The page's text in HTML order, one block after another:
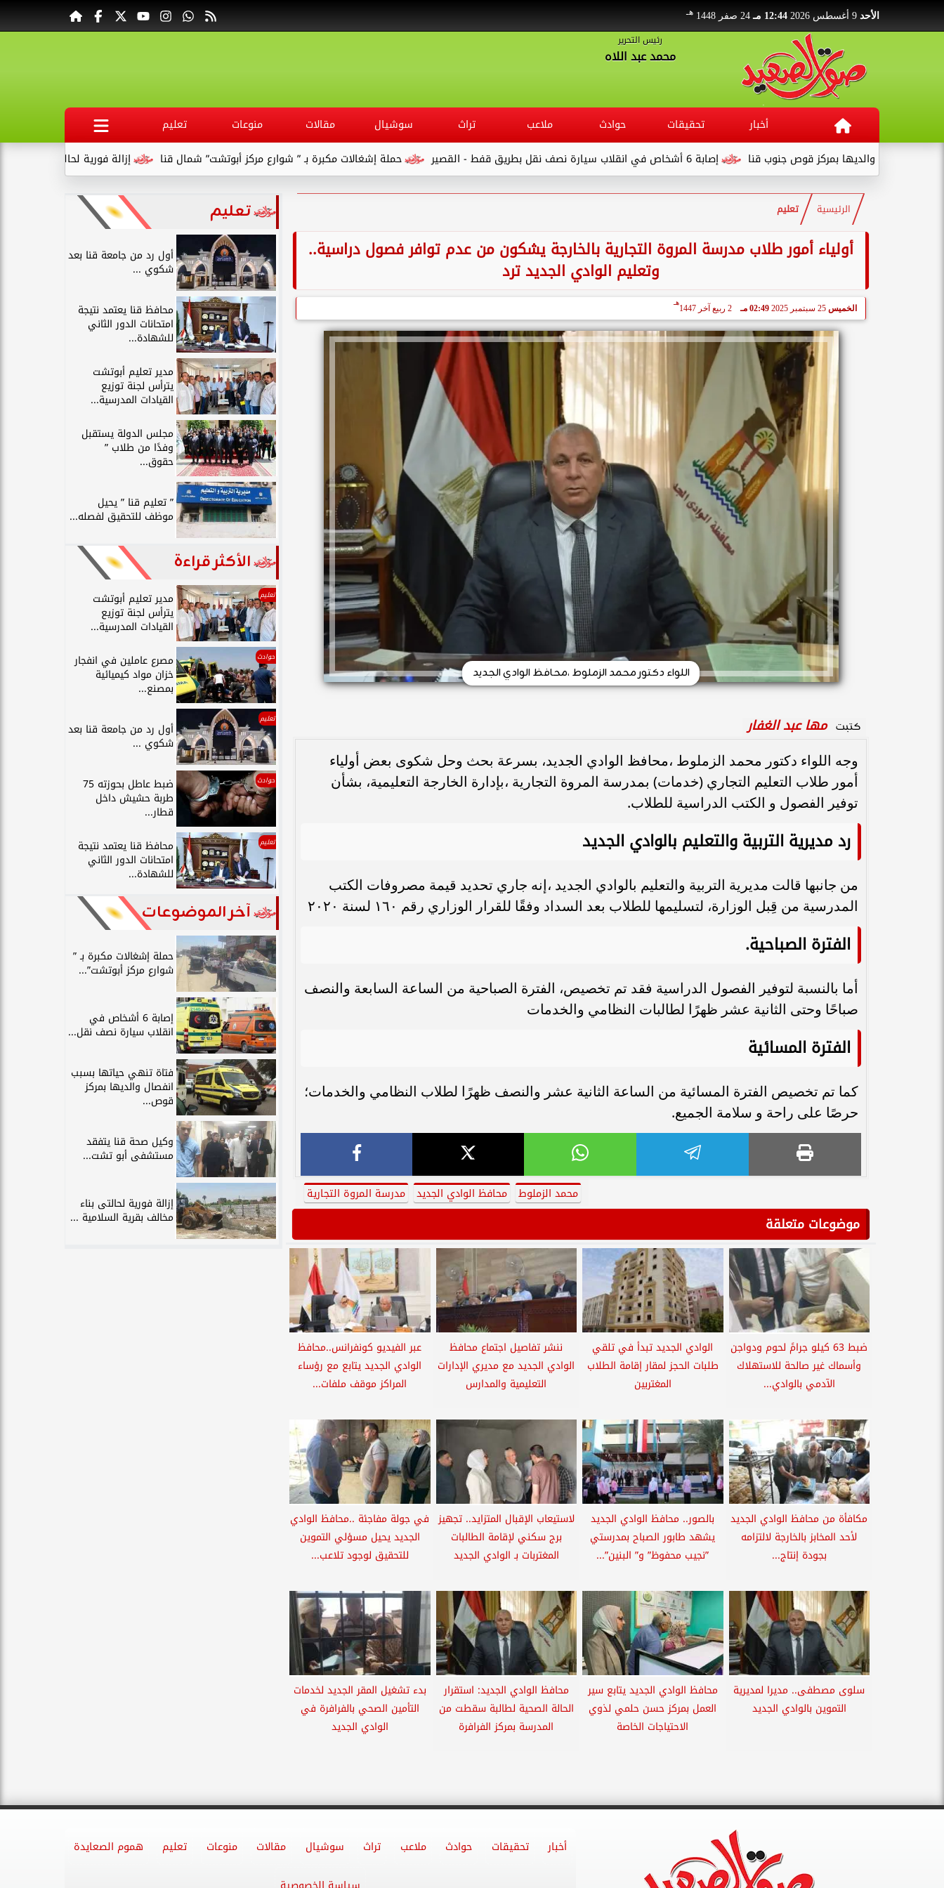
الأحد 12:44 مـ 24 صفر 1448 هـ
رئيس التحرير
محمد عبد اللاه
أخبار تحقيقات حوادث ملاعب تراث سوشيال مقالات منوعات
تعليم
إزالة فورية لحالتى بناء مخالف بقرية
حملة إشغالات مكبرة بـ ” شوارع مركز أبوتشت” شمال قنا إصابة 6 أشخاص في انقلاب سيارة نصف نقل بطريق قفط - القصير والديها بمركز قوص جنوب قنا
الرئيسية تعليم
أولياء أمور طلاب مدرسة المروة التجارية بالخارجة يشكون من عدم توافر فصول دراسية..
وتعليم الوادي الجديد ترد
الخميس 25 سبتمبر 2025 02:49 مـ 2 ربيع آخر 1447
هـ
اللواء دكتور محمد الزملوط ،محافظ الوادي الجديد
كتبت مها عبد الغفار
وجه اللواء دكتور محمد الزملوط ،محافظ الوادي الجديد، بسرعة بحث وحل شكوى بعض أولياء
أمور طلاب التعليم التجاري (خدمات) بمدرسة المروة التجارية ،بإدارة الخارجة التعليمية، بشأن
توفير الفصول و الكتب الدراسية للطلاب.
رد مديرية التربية والتعليم بالوادي الجديد
من جانبها قالت مديرية التربية والتعليم بالوادي الجديد ،إنه جاري تحديد قيمة مصروفات الكتب
المدرسية من قِبل الوزارة، لتسليمها للطلاب بعد السداد وفقًا للقرار الوزاري رقم ١٦٠ لسنة ٢٠٢٠
الفترة الصباحية.
أما بالنسبة لتوفير الفصول الدراسية فقد تم تخصيص، الفترة الصباحية من الساعة السابعة والنصف
صباحًا وحتى الثانية عشر ظهرًا لطالبات النظامي والخدمات
الفترة المسائية
كما تم تخصيص الفترة المسائية من الساعة الثانية عشر والنصف ظهرًا لطلاب النظامي والخدمات؛
حرصًا على راحة و سلامة الجميع.
محمد الزملوط محافظ الوادي الجديد مدرسة المروة التجارية
موضوعات متعلقة
ضبط 63 كيلو جرامً لحوم ودواجن
وأسماك غير صالحة للاستهلاك
الآدمي بالوادي...
الوادي الجديد تبدأ في تلقي
طلبات الحجز لمقار إقامة الطلاب
المغتربين
ننشر تفاصيل اجتماع محافظ
الوادي الجديد مع مديري الإدارات
التعليمية والمدارس
عبر الفيديو كونفرانس..محافظ
الوادي الجديد يتابع مع رؤساء
المراكز موقف ملفات...
مكافأة من محافظ الوادي الجديد
لأحد المخابز بالخارجة لالتزامه
بجودة إنتاج...
بالصور.. محافظ الوادي الجديد
يشهد طابور الصباح بمدرستي
”نجيب محفوظ” و” البنين”...
لاستيعاب الإقبال المتزايد.. تجهيز
برج سكني لإقامة الطالبات
المغتربات بـ الوادي الجديد
في جولة مفاجئة ..محافظ الوادي
الجديد يحيل مسؤلي التموين
للتحقيق لوجود تلاعب...
سلوى مصطفى.. مديرا لمديرية
التموين بالوادي الجديد
محافظ الوادي الجديد يتابع سير
العمل بمركز حسن حلمي لذوي
الاحتياجات الخاصة
محافظ الوادي الجديد: استقرار
الحالة الصحية لطالبة سقطت من
المدرسة بمركز الفرافرة
بدء تشغيل المقر الجديد لخدمات
التأمين الصحي بالفرافرة في
الوادي الجديد
تعليم
أول رد من جامعة قنا بعد
شكوي ...
محافظ قنا يعتمد نتيجة
امتحانات الدور الثاني
للشهادة...
مدير تعليم أبوتشت
يترأس لجنة توزيع
القيادات المدرسية...
مجلس الدولة يستقبل
وفدًا من طلاب ”
حقوق...
” تعليم قنا ” يحيل
موظف للتحقيق لفصله...
الأكثر قراءة
تعليم مدير تعليم أبوتشت
يترأس لجنة توزيع
القيادات المدرسية...
حوادث مصرع عاملين في انفجار
خزان مواد كيميائية
بمصنع...
تعليم
أول رد من جامعة قنا بعد
شكوي ...
حوادث ضبط عاطل بحوزته 75
طربة حشيش داخل
قطار...
تعليم محافظ قنا يعتمد نتيجة
امتحانات الدور الثاني
للشهادة...
آخر الموضوعات
حملة إشغالات مكبرة بـ ”
شوارع مركز أبوتشت”...
إصابة 6 أشخاص في
انقلاب سيارة نصف نقل...
فتاة تنهي حياتها بسبب
انفصال والديها بمركز
قوص...
وكيل صحة قنا يتفقد
مستشفى أبو تشت...
إزالة فورية لحالتى بناء
مخالف بقرية السلامية ...
أخبار تحقيقات حوادث ملاعب تراث سوشيال مقالات منوعات تعليم هموم الصعايدة